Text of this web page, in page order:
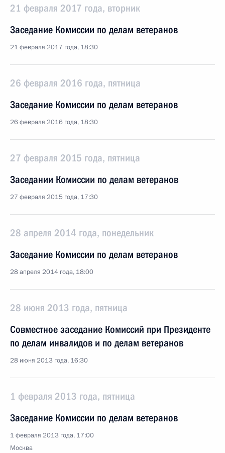
21 февраля 2017 года, вторник
Заседание Комиссии по делам ветеранов
21 февраля 2017 года, 18:30
26 февраля 2016 года, пятница
Заседание Комиссии по делам ветеранов
26 февраля 2016 года, 18:30
27 февраля 2015 года, пятница
Заседании Комиссии по делам ветеранов
27 февраля 2015 года, 17:30
28 апреля 2014 года, понедельник
Заседание Комиссии по делам ветеранов
28 апреля 2014 года, 18:00
28 июня 2013 года, пятница
Совместное заседание Комиссий при Президенте
по делам инвалидов и по делам ветеранов
28 июня 2013 года, 16:30
1 февраля 2013 года, пятница
Заседание Комиссии по делам ветеранов
1 февраля 2013 года, 17:00
Москва